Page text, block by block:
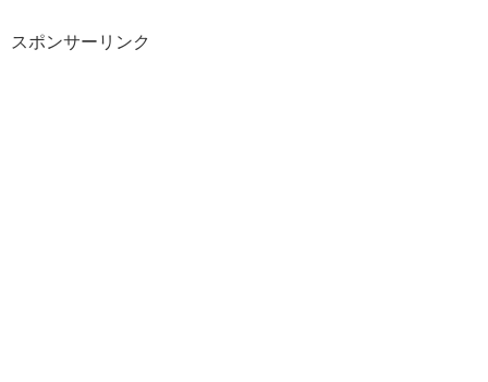
スポンサーリンク